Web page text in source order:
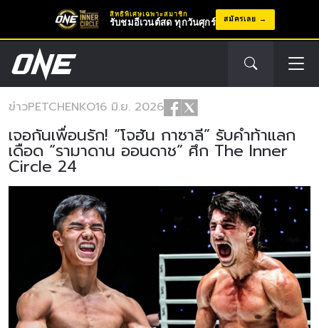
สิทธิพิเศษเฉพาะสมาชิก
รับชมอีเวนต์สด ทุกวันศุกร์ สมัครเลย
ข่าวPETCHENKO16 มิ.ย. 2026
เจอกันเพื่อนรัก! “โจฮัน กาซาลี” รับคำท้าแลก
เดือด “รามาดาน ออนดาช” ศึก The Inner
Circle 24